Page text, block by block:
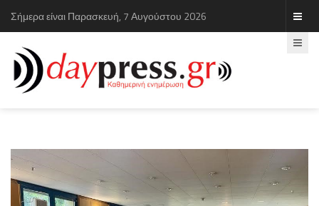
Σήμερα είναι Παρασκευή, 7 Αυγούστου 2026